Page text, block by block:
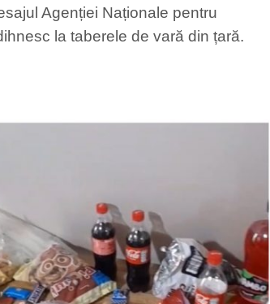
Agenției Naționale pentru
la taberele de vară din țară.